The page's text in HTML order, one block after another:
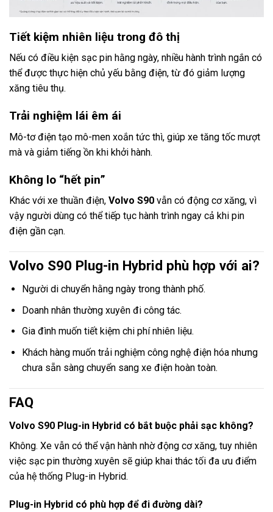
Tiết kiệm nhiên liệu trong đô thị
Nếu có điều kiện sạc pin hằng ngày, nhiều hành trình ngắn có
thể được thực hiện chủ yếu bằng điện, từ đó giảm lượng
xăng tiêu thụ.
Trải nghiệm lái êm ái
Mô-tơ điện tạo mô-men xoắn tức thì, giúp xe tăng tốc mượt
mà và giảm tiếng ồn khi khởi hành.
Không lo “hết pin”
Khác với xe thuần điện, Volvo S90 vẫn có động cơ xăng, vì
vậy người dùng có thể tiếp tục hành trình ngay cả khi pin
điện gần cạn.
Volvo S90 Plug-in Hybrid phù hợp với ai?
Người di chuyển hằng ngày trong thành phố.
Doanh nhân thường xuyên đi công tác.
Gia đình muốn tiết kiệm chi phí nhiên liệu.
Khách hàng muốn trải nghiệm công nghệ điện hóa nhưng
chưa sẵn sàng chuyển sang xe điện hoàn toàn.
FAQ
Volvo S90 Plug-in Hybrid có bắt buộc phải sạc không?
Không. Xe vẫn có thể vận hành nhờ động cơ xăng, tuy nhiên
việc sạc pin thường xuyên sẽ giúp khai thác tối đa ưu điểm
của hệ thống Plug-in Hybrid.
Plug-in Hybrid có phù hợp để đi đường dài?